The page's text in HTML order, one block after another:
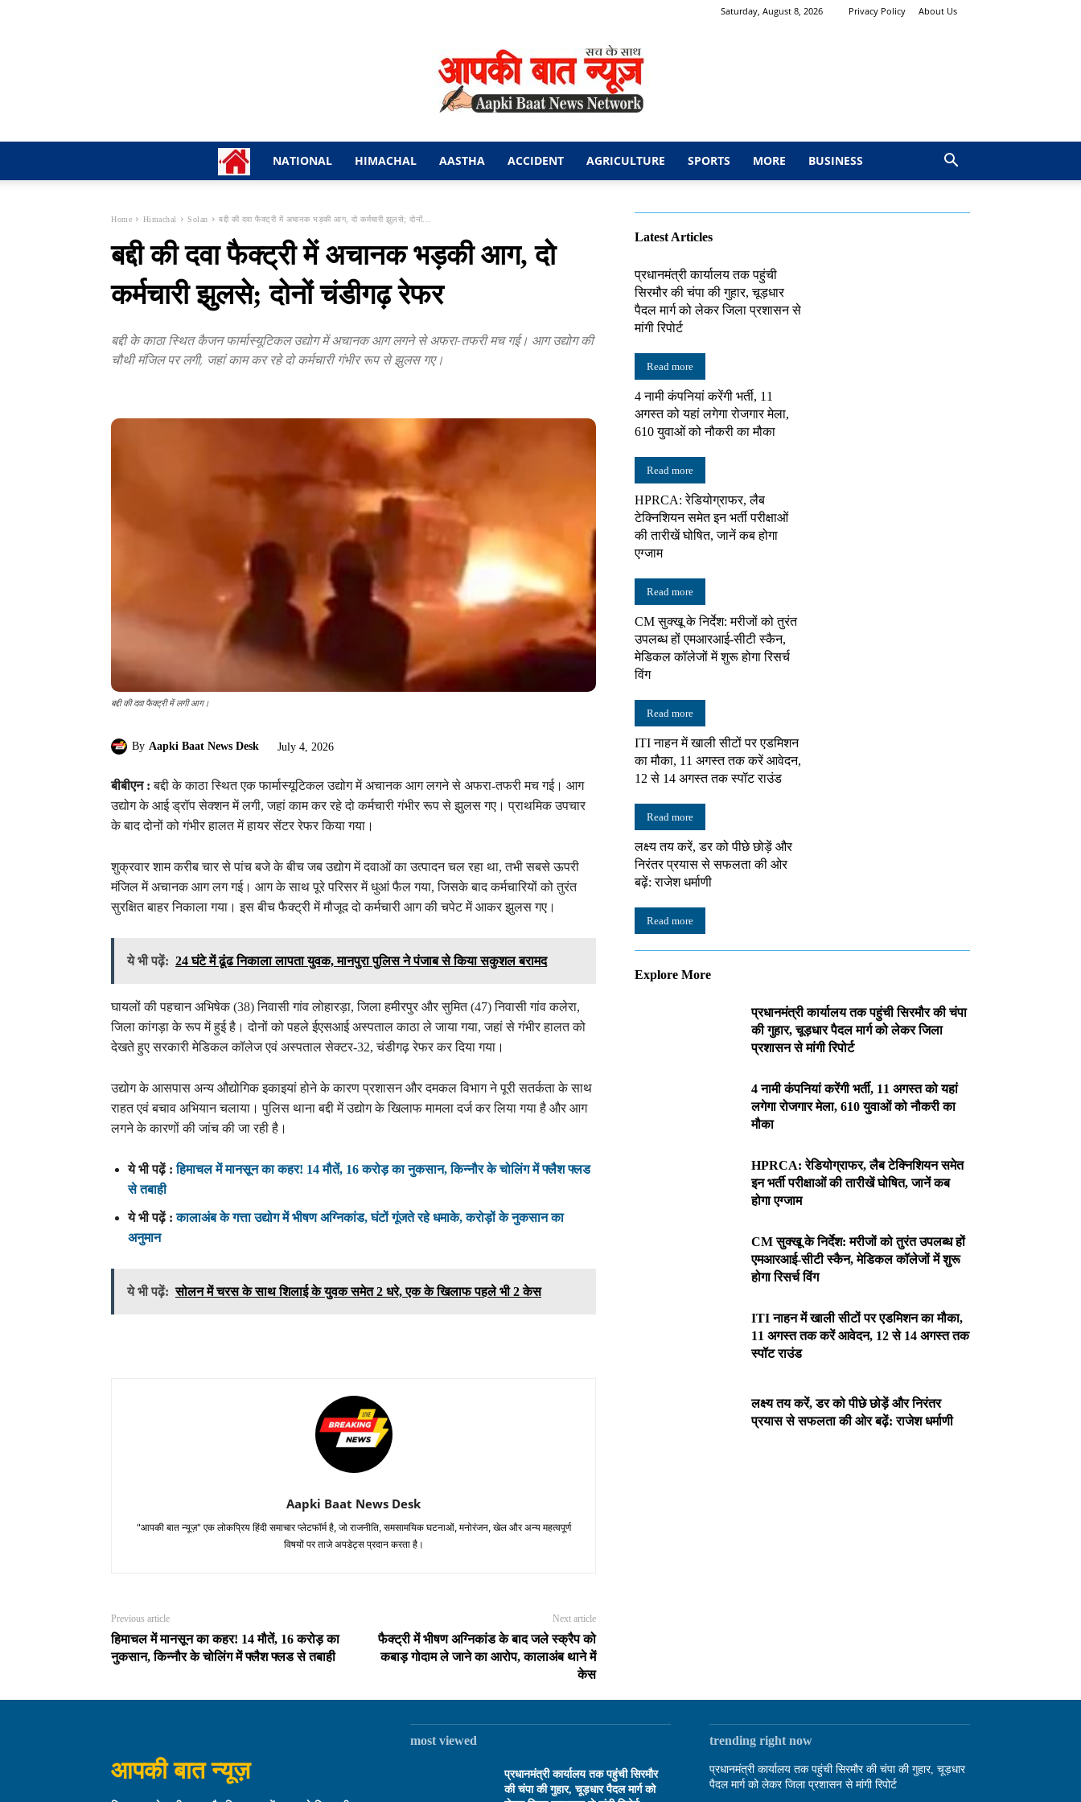
Saturday, August 8, 2026 Privacy Policy About Us
NATIONAL HIMACHAL AASTHA ACCIDENT AGRICULTURE SPORTS MORE BUSINESS
Home Himachal Solan बद्दी की दवा फैक्ट्री में अचानक भड़की आग, दो कर्मचारी झुलसे; दोनों...
बद्दी की दवा फैक्ट्री में अचानक भड़की आग, दो
कर्मचारी झुलसे; दोनों चंडीगढ़ रेफर
बद्दी के काठा स्थित कैजन फार्मास्यूटिकल उद्योग में अचानक आग लगने से अफरा-तफरी मच गई। आग उद्योग की
चौथी मंजिल पर लगी, जहां काम कर रहे दो कर्मचारी गंभीर रूप से झुलस गए।
बद्दी की दवा फैक्ट्री में लगी आग।
By Aapki Baat News Desk July 4, 2026
बीबीएन : बद्दी के काठा स्थित एक फार्मास्यूटिकल उद्योग में अचानक आग लगने से अफरा-तफरी मच गई। आग
उद्योग के आई ड्रॉप सेक्शन में लगी, जहां काम कर रहे दो कर्मचारी गंभीर रूप से झुलस गए। प्राथमिक उपचार
के बाद दोनों को गंभीर हालत में हायर सेंटर रेफर किया गया।
शुक्रवार शाम करीब चार से पांच बजे के बीच जब उद्योग में दवाओं का उत्पादन चल रहा था, तभी सबसे ऊपरी
मंजिल में अचानक आग लग गई। आग के साथ पूरे परिसर में धुआं फैल गया, जिसके बाद कर्मचारियों को तुरंत
सुरक्षित बाहर निकाला गया। इस बीच फैक्ट्री में मौजूद दो कर्मचारी आग की चपेट में आकर झुलस गए।
ये भी पढ़ें: 24 घंटे में ढूंढ निकाला लापता युवक, मानपुरा पुलिस ने पंजाब से किया सकुशल बरामद
घायलों की पहचान अभिषेक (38) निवासी गांव लोहारड़ा, जिला हमीरपुर और सुमित (47) निवासी गांव कलेरा,
जिला कांगड़ा के रूप में हुई है। दोनों को पहले ईएसआई अस्पताल काठा ले जाया गया, जहां से गंभीर हालत को
देखते हुए सरकारी मेडिकल कॉलेज एवं अस्पताल सेक्टर-32, चंडीगढ़ रेफर कर दिया गया।
उद्योग के आसपास अन्य औद्योगिक इकाइयां होने के कारण प्रशासन और दमकल विभाग ने पूरी सतर्कता के साथ
राहत एवं बचाव अभियान चलाया। पुलिस थाना बद्दी में उद्योग के खिलाफ मामला दर्ज कर लिया गया है और आग
लगने के कारणों की जांच की जा रही है।
ये भी पढ़ें :हिमाचल में मानसून का कहर! 14 मौतें, 16 करोड़ का नुकसान, किन्नौर के चोलिंग में फ्लैश फ्लड
से तबाही
ये भी पढ़ें :कालाअंब के गत्ता उद्योग में भीषण अग्निकांड, घंटों गूंजते रहे धमाके, करोड़ों के नुकसान का
अनुमान
ये भी पढ़ें: सोलन में चरस के साथ शिलाई के युवक समेत 2 धरे, एक के खिलाफ पहले भी 2 केस
Aapki Baat News Desk
"आपकी बात न्यूज़" एक लोकप्रिय हिंदी समाचार प्लेटफॉर्म है, जो राजनीति, समसामयिक घटनाओं, मनोरंजन, खेल और अन्य महत्वपूर्ण
विषयों पर ताजे अपडेट्स प्रदान करता है।
Previous article
हिमाचल में मानसून का कहर! 14 मौतें, 16 करोड़ का
नुकसान, किन्नौर के चोलिंग में फ्लैश फ्लड से तबाही
Next article
फैक्ट्री में भीषण अग्निकांड के बाद जले स्क्रैप को
कबाड़ गोदाम ले जाने का आरोप, कालाअंब थाने में
केस
Latest Articles
प्रधानमंत्री कार्यालय तक पहुंची
सिरमौर की चंपा की गुहार, चूड़धार
पैदल मार्ग को लेकर जिला प्रशासन से
मांगी रिपोर्ट
Read more
4 नामी कंपनियां करेंगी भर्ती, 11
अगस्त को यहां लगेगा रोजगार मेला,
610 युवाओं को नौकरी का मौका
Read more
HPRCA: रेडियोग्राफर, लैब
टेक्निशियन समेत इन भर्ती परीक्षाओं
की तारीखें घोषित, जानें कब होगा
एग्जाम
Read more
CM सुक्खू के निर्देश: मरीजों को तुरंत
उपलब्ध हों एमआरआई-सीटी स्कैन,
मेडिकल कॉलेजों में शुरू होगा रिसर्च
विंग
Read more
ITI नाहन में खाली सीटों पर एडमिशन
का मौका, 11 अगस्त तक करें आवेदन,
12 से 14 अगस्त तक स्पॉट राउंड
Read more
लक्ष्य तय करें, डर को पीछे छोड़ें और
निरंतर प्रयास से सफलता की ओर
बढ़ें: राजेश धर्माणी
Read more
Explore More
प्रधानमंत्री कार्यालय तक पहुंची सिरमौर की चंपा
की गुहार, चूड़धार पैदल मार्ग को लेकर जिला
प्रशासन से मांगी रिपोर्ट
4 नामी कंपनियां करेंगी भर्ती, 11 अगस्त को यहां
लगेगा रोजगार मेला, 610 युवाओं को नौकरी का
मौका
HPRCA: रेडियोग्राफर, लैब टेक्निशियन समेत
इन भर्ती परीक्षाओं की तारीखें घोषित, जानें कब
होगा एग्जाम
CM सुक्खू के निर्देश: मरीजों को तुरंत उपलब्ध हों
एमआरआई-सीटी स्कैन, मेडिकल कॉलेजों में शुरू
होगा रिसर्च विंग
ITI नाहन में खाली सीटों पर एडमिशन का मौका,
11 अगस्त तक करें आवेदन, 12 से 14 अगस्त तक
स्पॉट राउंड
लक्ष्य तय करें, डर को पीछे छोड़ें और निरंतर
प्रयास से सफलता की ओर बढ़ें: राजेश धर्माणी
आपकी बात न्यूज़
most viewed
प्रधानमंत्री कार्यालय तक पहुंची सिरमौर
की चंपा की गुहार, चूड़धार पैदल मार्ग को
trending right now
प्रधानमंत्री कार्यालय तक पहुंची सिरमौर की चंपा की गुहार, चूड़धार
पैदल मार्ग को लेकर जिला प्रशासन से मांगी रिपोर्ट